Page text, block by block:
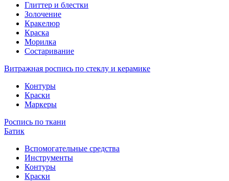
Глиттер и блестки
Золочение
Кракелюр
Краска
Морилка
Состаривание
Витражная роспись по стеклу и керамике
Контуры
Краски
Маркеры
Роспись по ткани
Батик
Вспомогательные средства
Инструменты
Контуры
Краски